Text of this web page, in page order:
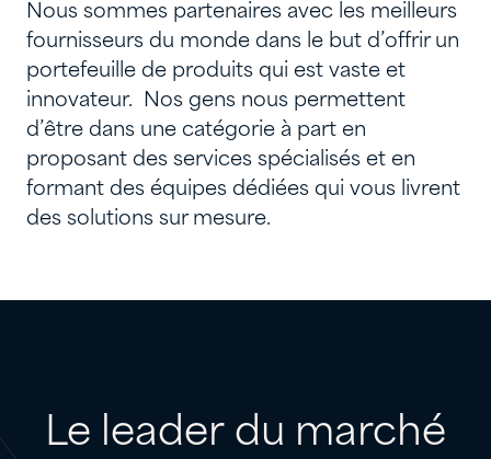
Nous sommes partenaires avec les meilleurs
fournisseurs du monde dans le but d’offrir un
portefeuille de produits qui est vaste et
innovateur. Nos gens nous permettent
d’être dans une catégorie à part en
proposant des services spécialisés et en
formant des équipes dédiées qui vous livrent
des solutions sur mesure.
Le leader du marché